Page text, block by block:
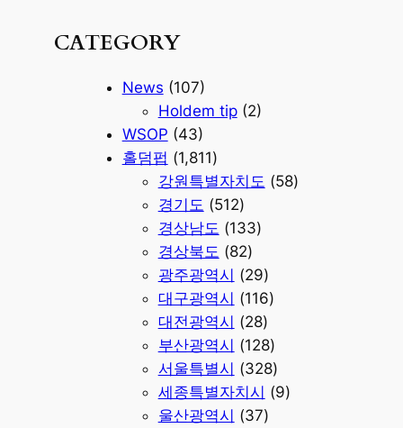
CATEGORY
News (107)
Holdem tip(2)
WSOP (43)
홀덤펍 (1,811)
강원특별자치도 (58)
경기도 (512)
경상남도 (133)
경상북도 (82)
광주광역시 (29)
대구광역시 (116)
대전광역시 (28)
부산광역시 (128)
서울특별시 (328)
세종특별자치시 (9)
울산광역시 (37)